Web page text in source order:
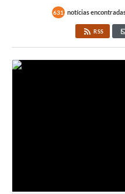
Audiências Públicas
631 notícias
RSS